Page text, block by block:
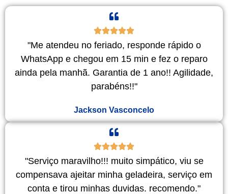
"Me atendeu no feriado, responde rápido o
WhatsApp e chegou em 15 min e fez o reparo
ainda pela manhã. Garantia de 1 ano!! Agilidade,
parabéns!!"
Jackson Vasconcelo
"Serviço maravilho!!! muito simpático, viu se
compensava ajeitar minha geladeira, serviço em
conta e tirou minhas duvidas. recomendo."